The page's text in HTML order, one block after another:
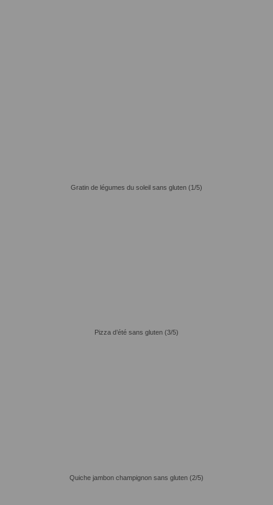
Gratin de légumes du soleil sans gluten (1/5)
Pizza d’été sans gluten (3/5)
Quiche jambon champignon sans gluten (2/5)